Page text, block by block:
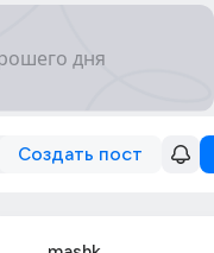
Создать пост